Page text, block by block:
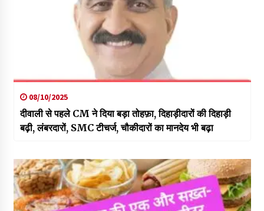
08/10/2025
दीवाली से पहले CM ने दिया बड़ा तोहफ़ा, दिहाड़ीदारों की दिहाड़ी
बढ़ी, लंबरदारों, SMC टीचर्ज, चौकीदारों का मानदेय भी बढ़ा